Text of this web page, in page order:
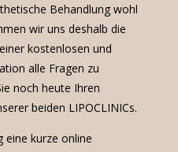
Behandlung wohl
wir uns deshalb die
kostenlosen und
alle Fragen zu
noch heute Ihren
beiden LIPOCLINICs.
eine kurze online